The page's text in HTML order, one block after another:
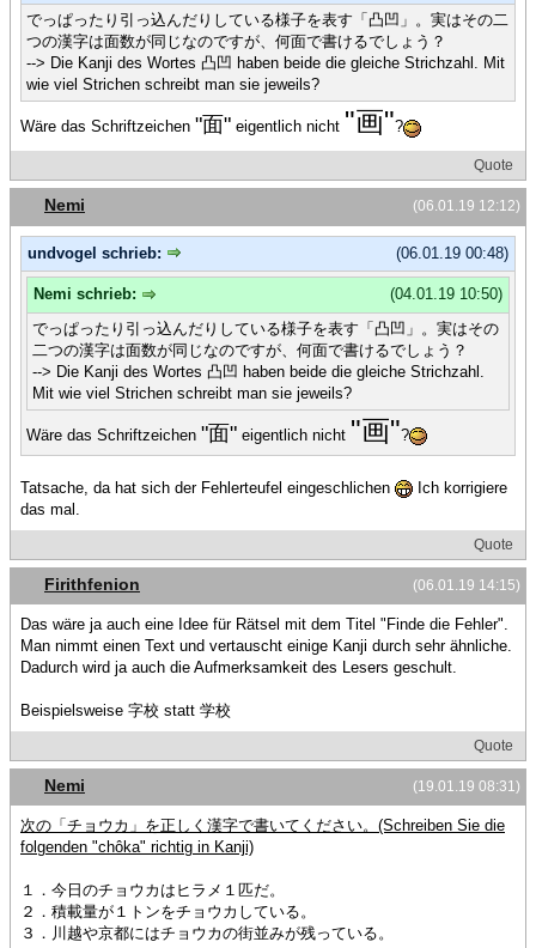
でっぱったり引っ込んだりしている様子を表す「凸凹」。実はその二
つの漢字は面数が同じなのですが、何面で書けるでしょう？
--> Die Kanji des Wortes 凸凹 haben beide die gleiche Strichzahl. Mit
wie viel Strichen schreibt man sie jeweils?
Wäre das Schriftzeichen "面" eigentlich nicht "画"?
Quote
(06.01.19 12:12)
Nemi
(06.01.19 00:48)
undvogel schrieb:
(04.01.19 10:50)
Nemi schrieb:
でっぱったり引っ込んだりしている様子を表す「凸凹」。実はその
二つの漢字は面数が同じなのですが、何面で書けるでしょう？
--> Die Kanji des Wortes 凸凹 haben beide die gleiche Strichzahl.
Mit wie viel Strichen schreibt man sie jeweils?
Wäre das Schriftzeichen "面" eigentlich nicht "画"?
Tatsache, da hat sich der Fehlerteufel eingeschlichen
Ich korrigiere
das mal.
Quote
(06.01.19 14:15)
Firithfenion
Das wäre ja auch eine Idee für Rätsel mit dem Titel "Finde die Fehler".
Man nimmt einen Text und vertauscht einige Kanji durch sehr ähnliche.
Dadurch wird ja auch die Aufmerksamkeit des Lesers geschult.
Beispielsweise 字校 statt 学校
Quote
(19.01.19 08:31)
Nemi
次の「チョウカ」を正しく漢字で書いてください。(Schreiben Sie die
folgenden "chôka" richtig in Kanji)
１．今日のチョウカはヒラメ１匹だ。
２．積載量が１トンをチョウカしている。
３．川越や京都にはチョウカの街並みが残っている。